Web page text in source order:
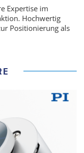
Expertise im
Hochwertig
Positionierung als